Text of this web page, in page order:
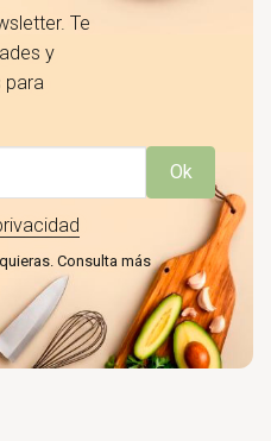
Te
y
para
Ok
Consulta más